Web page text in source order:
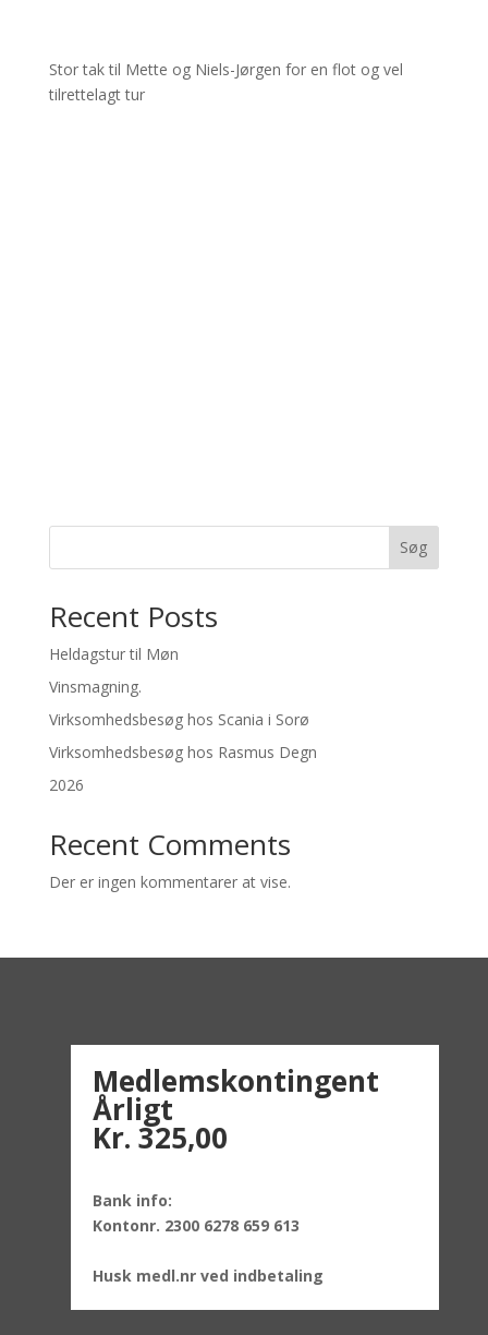
Stor tak til Mette og Niels-Jørgen for en flot og vel
tilrettelagt tur
Søg
Recent Posts
Heldagstur til Møn
Vinsmagning.
Virksomhedsbesøg hos Scania i Sorø
Virksomhedsbesøg hos Rasmus Degn
2026
Recent Comments
Der er ingen kommentarer at vise.
Medlemskontingent
Årligt
Kr. 325,00
Bank info:
Kontonr. 2300 6278 659 613
Husk medl.nr ved indbetaling